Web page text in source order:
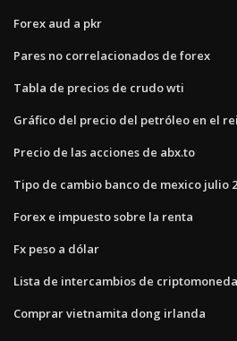
Forex aud a pkr
Pares no correlacionados de forex
Tabla de precios de crudo wti
Gráfico del precio del petróleo en el
Precio de las acciones de abx.to
Tipo de cambio banco de mexico julio
Forex e impuesto sobre la renta
Fx peso a dólar
Lista de intercambios de
Comprar vietnamita dong irlanda